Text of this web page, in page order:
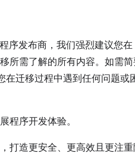
序发布商，我们强烈建议您
所需了解的所有内容。如需
在迁移过程中遇到任何问题或
程序开发体验。
打造更安全、更高效且更注